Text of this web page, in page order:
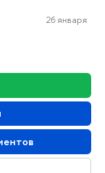
26 января